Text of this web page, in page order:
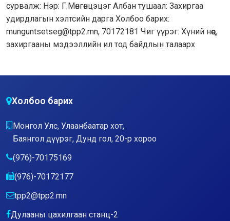
сурвалж: Нэр: Г.Мөнгөнцэцэг Албан тушаал: Захиргаа
удирдлагын хэлтсийн дарга Холбоо барих:
munguntsetseg@tpp2.mn, 70172181 Чиг үүрэг: Хүний нөөц,
захиргааны мэдээллийн ил тод байдлын талаарх
Холбоо барих
Монгол Улс, Улаанбаатар хот,
Баянгол дүүрэг, Дунд гол, 20-р хороо
(976)-70175169
(976)-70172177
tpp2@tpp2.mn
Дулааны цахилгаан станц-2